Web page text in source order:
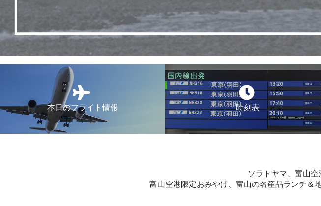
本日のフライト情報 時刻表
ソラトヤマ、富山空
富山空港限定おみやげ、富山の名産品ランチ＆